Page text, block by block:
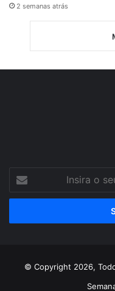
2 semanas atrás
seu
de
© Copyright 2026,